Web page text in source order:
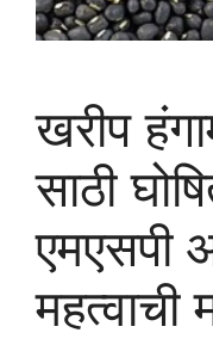
खरीप
साठी
एमएसपी
महत्वाची